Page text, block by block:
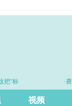
·赓续百
视频